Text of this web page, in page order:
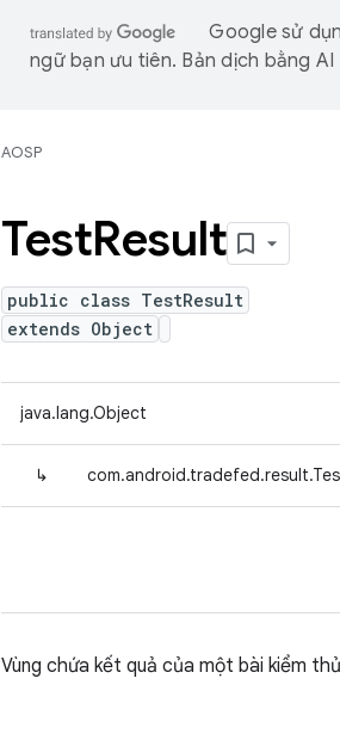
Google sử
ngữ bạn ưu tiên. Bản dịch bằng
AOSP
TestResult
public class TestResult
extends Object
java.lang.Object
↳
Vùng chứa kết quả của một bài kiểm